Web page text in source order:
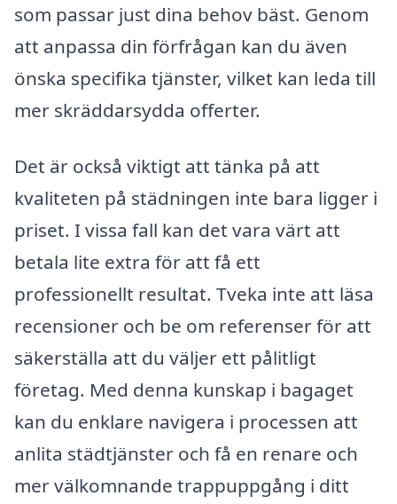
som passar just dina behov bäst. Genom
att anpassa din förfrågan kan du även
önska specifika tjänster, vilket kan leda till
mer skräddarsydda offerter.
Det är också viktigt att tänka på att
kvaliteten på städningen inte bara ligger i
priset. I vissa fall kan det vara värt att
betala lite extra för att få ett
professionellt resultat. Tveka inte att läsa
recensioner och be om referenser för att
säkerställa att du väljer ett pålitligt
företag. Med denna kunskap i bagaget
kan du enklare navigera i processen att
anlita städtjänster och få en renare och
mer välkomnande trappuppgång i ditt